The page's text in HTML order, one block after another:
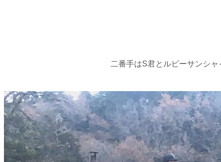
二番手はS君とルビーサンシャ